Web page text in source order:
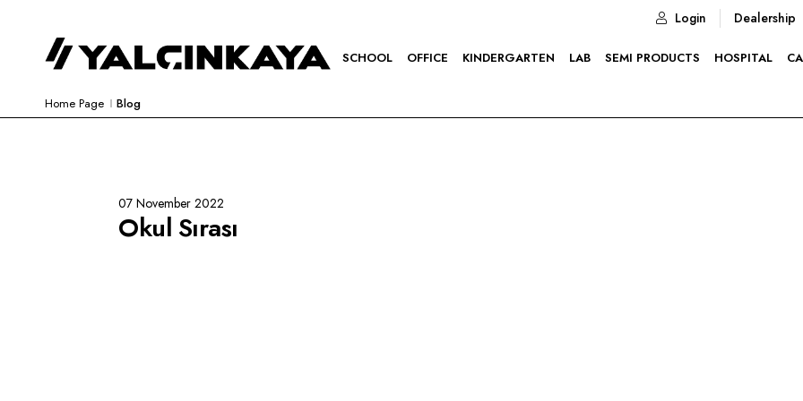
Login Dealership
SCHOOL OFFICE KINDERGARTEN LAB SEMI PRODUCTS HOSPITAL
Home Page Blog
07 November 2022
Okul Sırası